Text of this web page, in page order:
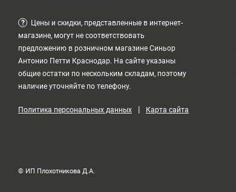
?
Цены и скидки, представленные в интернет-
магазине, могут не соответствовать
предложению в розничном магазине Синьор
Антонио Петти Краснодар. На сайте указаны
общие остатки по нескольким складам, поэтому
наличие уточняйте по телефону.
Политика персональных данных | Карта сайта
© ИП Плохотникова Д.А.